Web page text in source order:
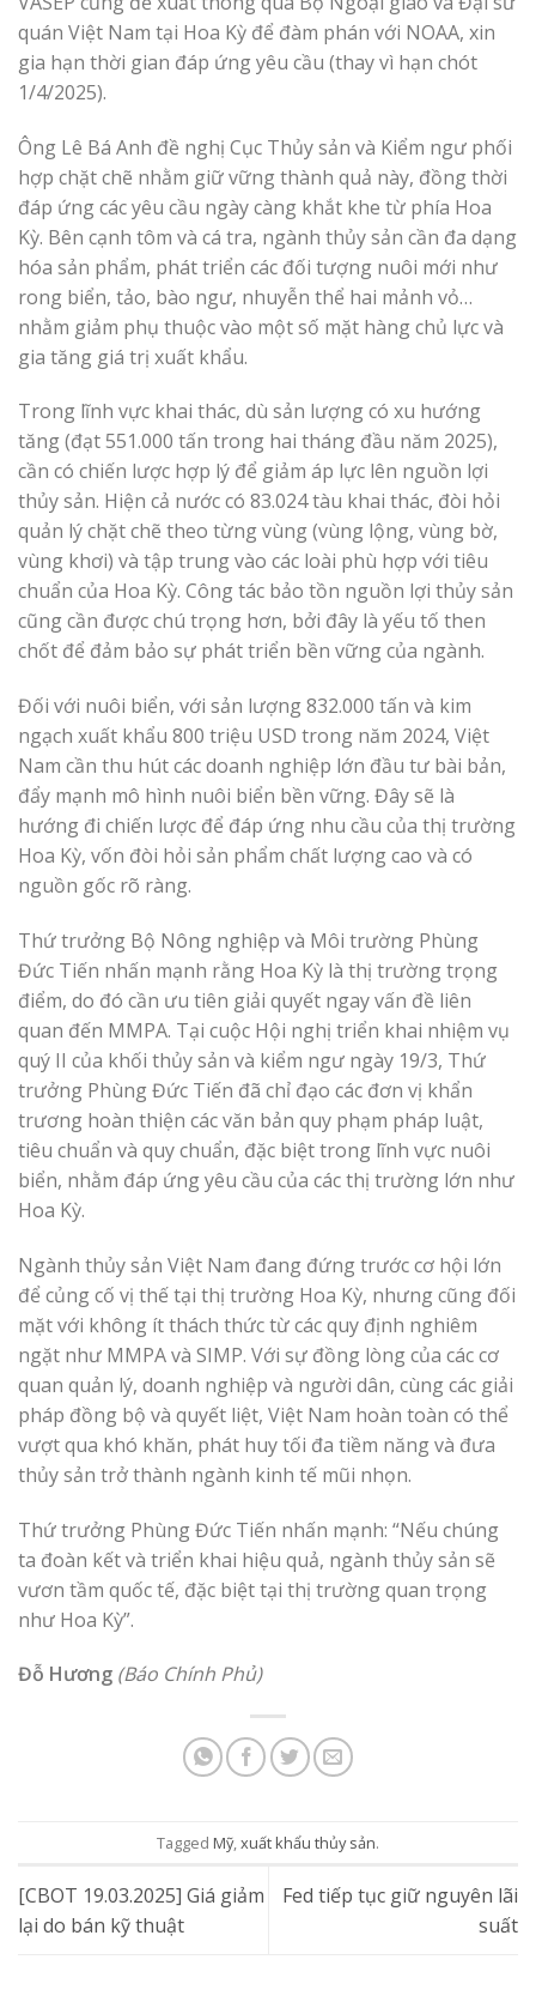
quán Việt Nam tại Hoa Kỳ để đàm phán với NOAA, xin
gia hạn thời gian đáp ứng yêu cầu (thay vì hạn chót
1/4/2025).
Ông Lê Bá Anh đề nghị Cục Thủy sản và Kiểm ngư phối
hợp chặt chẽ nhằm giữ vững thành quả này, đồng thời
đáp ứng các yêu cầu ngày càng khắt khe từ phía Hoa
Kỳ. Bên cạnh tôm và cá tra, ngành thủy sản cần đa dạng
hóa sản phẩm, phát triển các đối tượng nuôi mới như
rong biển, tảo, bào ngư, nhuyễn thể hai mảnh vỏ…
nhằm giảm phụ thuộc vào một số mặt hàng chủ lực và
gia tăng giá trị xuất khẩu.
Trong lĩnh vực khai thác, dù sản lượng có xu hướng
tăng (đạt 551.000 tấn trong hai tháng đầu năm 2025),
cần có chiến lược hợp lý để giảm áp lực lên nguồn lợi
thủy sản. Hiện cả nước có 83.024 tàu khai thác, đòi hỏi
quản lý chặt chẽ theo từng vùng (vùng lộng, vùng bờ,
vùng khơi) và tập trung vào các loài phù hợp với tiêu
chuẩn của Hoa Kỳ. Công tác bảo tồn nguồn lợi thủy sản
cũng cần được chú trọng hơn, bởi đây là yếu tố then
chốt để đảm bảo sự phát triển bền vững của ngành.
Đối với nuôi biển, với sản lượng 832.000 tấn và kim
ngạch xuất khẩu 800 triệu USD trong năm 2024, Việt
Nam cần thu hút các doanh nghiệp lớn đầu tư bài bản,
đẩy mạnh mô hình nuôi biển bền vững. Đây sẽ là
hướng đi chiến lược để đáp ứng nhu cầu của thị trường
Hoa Kỳ, vốn đòi hỏi sản phẩm chất lượng cao và có
nguồn gốc rõ ràng.
Thứ trưởng Bộ Nông nghiệp và Môi trường Phùng
Đức Tiến nhấn mạnh rằng Hoa Kỳ là thị trường trọng
điểm, do đó cần ưu tiên giải quyết ngay vấn đề liên
quan đến MMPA. Tại cuộc Hội nghị triển khai nhiệm vụ
quý II của khối thủy sản và kiểm ngư ngày 19/3, Thứ
trưởng Phùng Đức Tiến đã chỉ đạo các đơn vị khẩn
trương hoàn thiện các văn bản quy phạm pháp luật,
tiêu chuẩn và quy chuẩn, đặc biệt trong lĩnh vực nuôi
biển, nhằm đáp ứng yêu cầu của các thị trường lớn như
Hoa Kỳ.
Ngành thủy sản Việt Nam đang đứng trước cơ hội lớn
để củng cố vị thế tại thị trường Hoa Kỳ, nhưng cũng đối
mặt với không ít thách thức từ các quy định nghiêm
ngặt như MMPA và SIMP. Với sự đồng lòng của các cơ
quan quản lý, doanh nghiệp và người dân, cùng các giải
pháp đồng bộ và quyết liệt, Việt Nam hoàn toàn có thể
vượt qua khó khăn, phát huy tối đa tiềm năng và đưa
thủy sản trở thành ngành kinh tế mũi nhọn.
Thứ trưởng Phùng Đức Tiến nhấn mạnh: “Nếu chúng
ta đoàn kết và triển khai hiệu quả, ngành thủy sản sẽ
vươn tầm quốc tế, đặc biệt tại thị trường quan trọng
như Hoa Kỳ”.
Đỗ Hương (Báo Chính Phủ)
Tagged Mỹ,xuất khẩu thủy sản.
[CBOT 19.03.2025] Giá giảm
lại do bán kỹ thuật
Fed tiếp tục giữ nguyên lãi
suất